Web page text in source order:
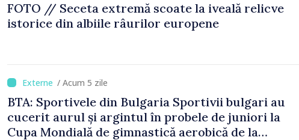
FOTO // Seceta extremă scoate la iveală relicve
istorice din albiile râurilor europene
/ Acum 5 zile
BTA: Sportivele din Bulgaria Sportivii bulgari au
cucerit aurul și argintul în probele de juniori la
Cupa Mondială de gimnastică aerobică de la